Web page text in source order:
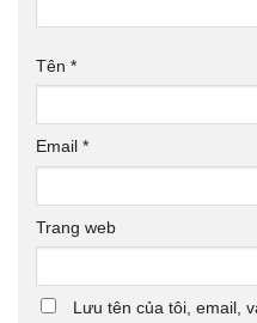
Tên *
Email *
Trang web
Lưu tên của tôi, email,